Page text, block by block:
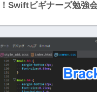
Swiftビギナーズ勉強